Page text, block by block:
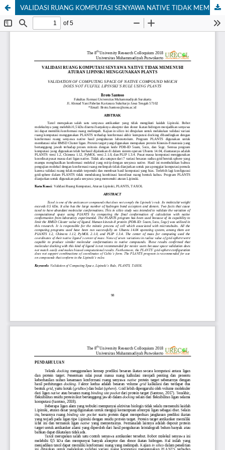
VALIDASI RUANG KOMPUTASI SENYAWA NATIVE TIDAK MEMENUHI ATURAN LIPINSKI MENGGUNAKAN PLANTS